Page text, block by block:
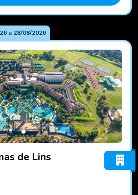
a 28/08/2026
de Lins